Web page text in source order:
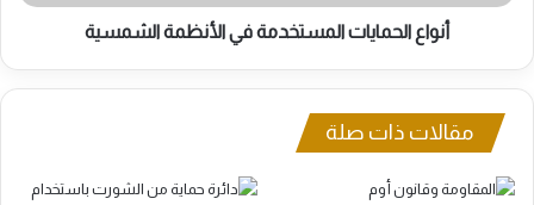
أنواع الحمايات المستخدمة في الأنظمة الشمسية
مقالات ذات صلة